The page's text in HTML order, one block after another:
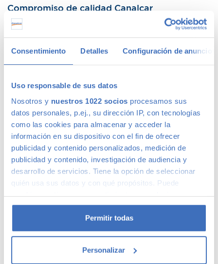
Consentimiento Detalles Configuración de anuncios
Uso responsable de sus datos
Nosotros y nuestros 1022 socios procesamos sus
datos personales, p.ej., su dirección IP, con tecnologías
como las cookies para almacenar y acceder la
información en su dispositivo con el fin de ofrecer
publicidad y contenido personalizados, medición de
publicidad y contenido, investigación de audiencia y
desarrollo de servicios. Tiene la opción de seleccionar
quién usa sus datos y con qué propósitos. Puede
momento desde la Declaración de cookies o clicando en
el Menú de consentimiento.
Recopilar información sobre su ubicación
Permitir todas
Personalizar
Compromiso de calidad Canalcar
Verificación de kilometraje y estructura
Realizamos pruebas dinámicas y estáticas sobre cada
uno de los vehículos antes de comprarlos.
Verificamos, tanto el kilometraje, como la estructura
del vehículo.
Revisión de calidad exhaustiva
Cada uno de nuestros coches pasa por una rigurosa
inspección incluyendo entre otros motor, transmisión,
carrocería.